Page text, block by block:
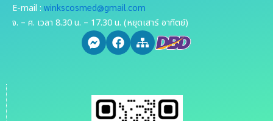
E-mail : winkscosmed@gmail.com
จ. – ศ. เวลา 8.30 น. – 17.30 น. (หยุดเสาร์ อาทิตย์)